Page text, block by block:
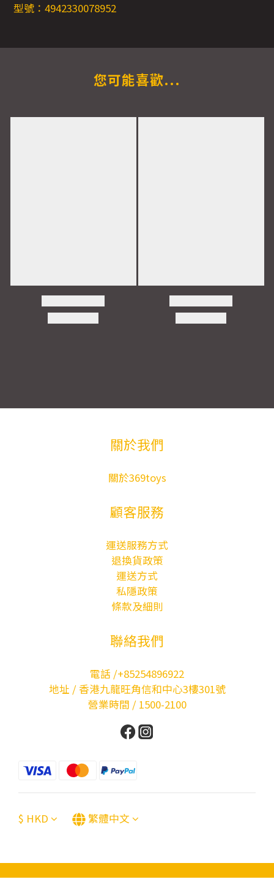
型號：4942330078952
您可能喜歡...
關於我們
關於369toys
顧客服務
運送服務方式
退換貨政策
運送方式
私隱政策
條款及細則
聯絡我們
電話 /+85254896922
地址 / 香港九龍旺角信和中心3樓301號
營業時間 / 1500-2100
$ HKD 繁體中文